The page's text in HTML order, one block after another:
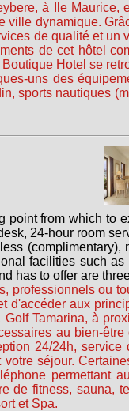
à Ile
dynamique.
de qualité et
de cet hôtel
Hotel se
uns des
sports nautiques
from which
24-hour room
facilities such
has to offer are
professionnels ou
aux
Tamarina, à
au bien-
24/24h,
séjour.
de fitness, sauna,
et Spa.